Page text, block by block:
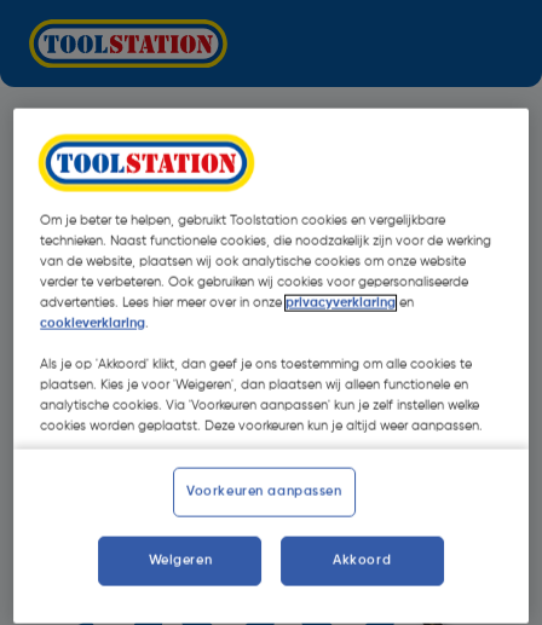
Oops!
Om je beter te helpen, gebruikt Toolstation cookies en vergelijkbare
technieken. Naast functionele cookies, die noodzakelijk zijn voor de werking
van de website, plaatsen wij ook analytische cookies om onze website
verder te verbeteren. Ook gebruiken wij cookies voor gepersonaliseerde
advertenties. Lees hier meer over in onzeprivacyverklaring en
cookieverklaring.
Als je op 'Akkoord' klikt, dan geef je ons toestemming om alle cookies te
plaatsen. Kies je voor 'Weigeren', dan plaatsen wij alleen functionele en
analytische cookies. Via 'Voorkeuren aanpassen' kun je zelf instellen welke
cookies worden geplaatst. Deze voorkeuren kun je altijd weer aanpassen.
Voorkeuren aanpassen
Weigeren Akkoord